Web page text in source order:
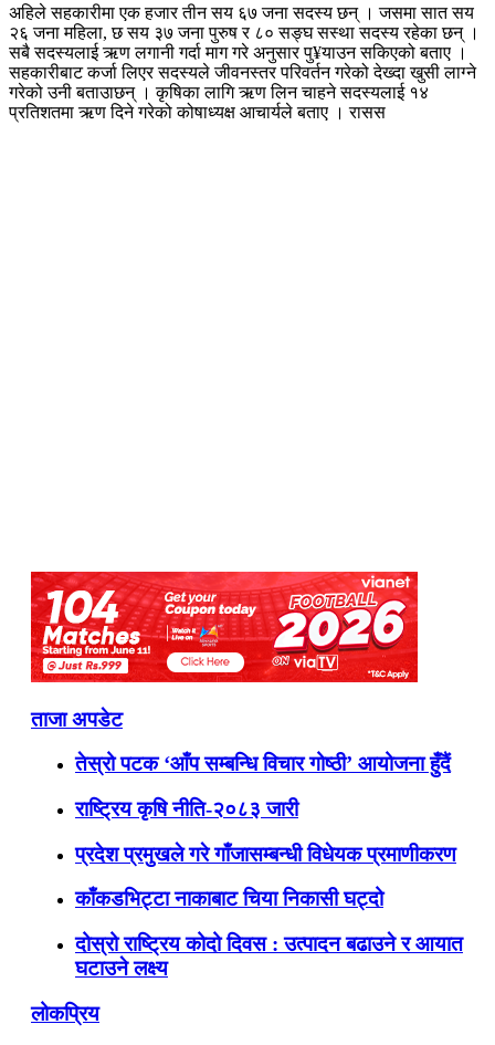
अहिले सहकारीमा एक हजार तीन सय ६७ जना सदस्य छन् । जसमा सात सय
२६ जना महिला, छ सय ३७ जना पुरुष र ८० सङ्घ सस्था सदस्य रहेका छन् ।
सबै सदस्यलाई ऋण लगानी गर्दा माग गरे अनुसार पु¥याउन सकिएको बताए ।
सहकारीबाट कर्जा लिएर सदस्यले जीवनस्तर परिवर्तन गरेको देख्दा खुसी लाग्ने
गरेको उनी बताउाछन् । कृषिका लागि ऋण लिन चाहने सदस्यलाई १४
प्रतिशतमा ऋण दिने गरेको कोषाध्यक्ष आचार्यले बताए । रासस
ताजा अपडेट
तेस्रो पटक ‘आँप सम्बन्धि विचार गोष्ठी’ आयोजना हुँदैं
राष्ट्रिय कृषि नीति-२०८३ जारी
प्रदेश प्रमुखले गरे गाँजासम्बन्धी विधेयक प्रमाणीकरण
काँकडभिट्टा नाकाबाट चिया निकासी घट्दो
दोस्रो राष्ट्रिय कोदो दिवस : उत्पादन बढाउने र आयात
घटाउने लक्ष्य
लोकप्रिय